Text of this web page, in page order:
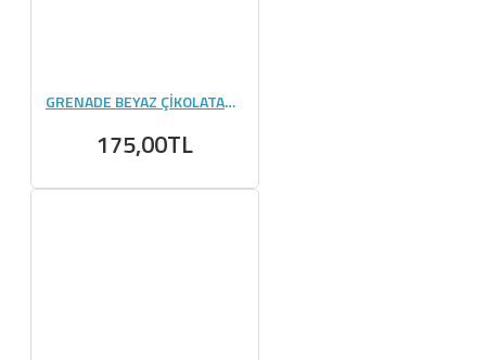
GRENADE BEYAZ ÇİKOLATA&KURABIYE PROTEIN BAR 60 GR 1 ADET
175,00TL